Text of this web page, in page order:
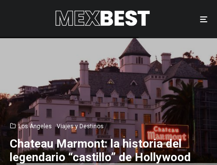
Los Ángeles Viajes y Destinos
Chateau Marmont: la historia del
legendario “castillo” de Hollywood